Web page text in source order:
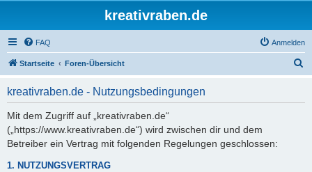
kreativraben.de
FAQ Anmelden
Startseite Foren-Übersicht
kreativraben.de - Nutzungsbedingungen
Mit dem Zugriff auf „kreativraben.de“
(„https://www.kreativraben.de“) wird zwischen dir und dem
Betreiber ein Vertrag mit folgenden Regelungen geschlossen:
1. NUTZUNGSVERTRAG